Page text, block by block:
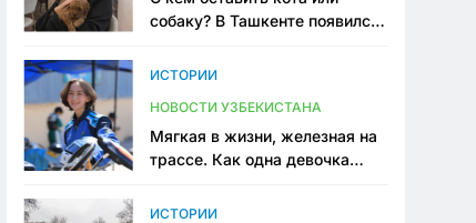
собаку? В Ташкенте появился
ИСТОРИИ
НОВОСТИ УЗБЕКИСТАНА
Мягкая в жизни, железная на
трассе. Как одна девочка
Узбекистане
ИСТОРИИ